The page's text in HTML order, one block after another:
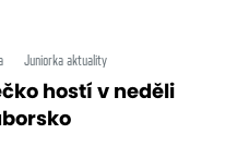
Juniorka aktuality
hostí v neděli